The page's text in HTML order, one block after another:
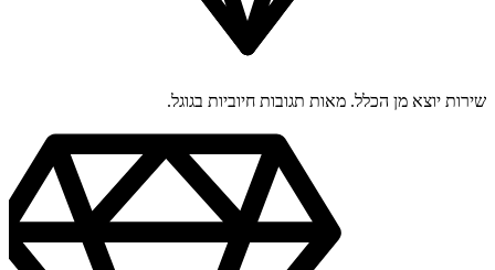
שירות יוצא מן הכלל. מאות תגובות חיוביות בגוגל.